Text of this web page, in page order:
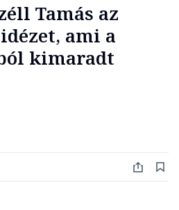
Tamás az
ami a
kimaradt